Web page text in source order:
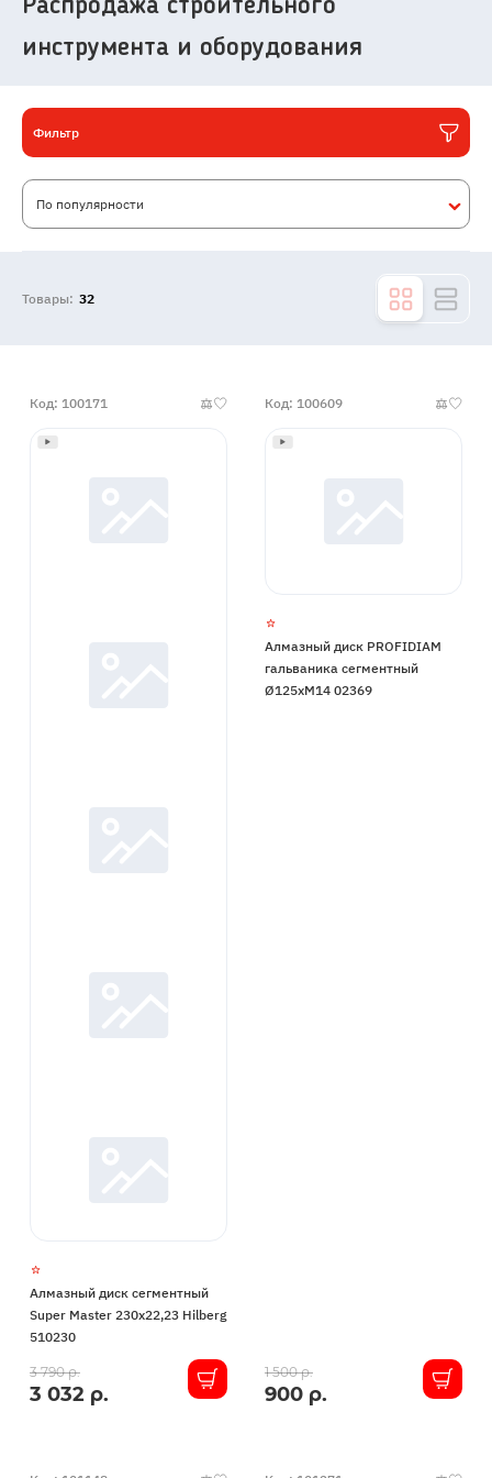
Распродажа строительного
инструмента и оборудования
Фильтр
По популярности
Товары: 32
Код: 100171
Алмазный диск сегментный
Super Master 230х22,23 Hilberg
510230
В
наличии
3 032 р.
3 790 р.
Код: 100609
Алмазный диск PROFIDIAM
гальваника сегментный
Ø125xМ14 02369
В
наличии
900 р.
1 500 р.